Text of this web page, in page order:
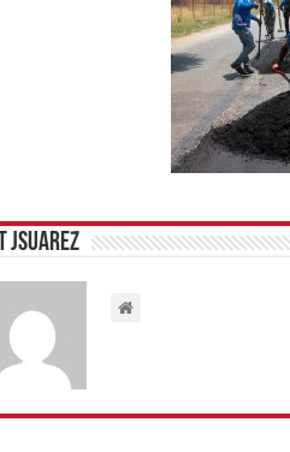
Jsuarez